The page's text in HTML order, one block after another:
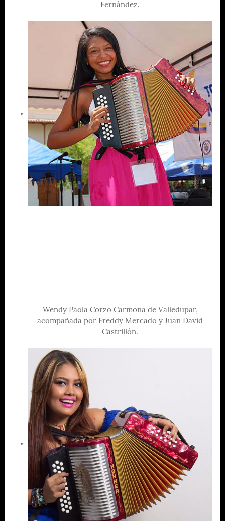
Fernández.
Wendy Paola Corzo Carmona de Valledupar,
acompañada por Freddy Mercado y Juan David
Castrillón.